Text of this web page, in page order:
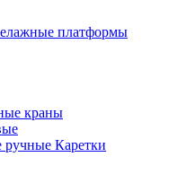
платформы
краны
Каретки